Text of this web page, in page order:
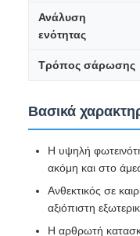
Ανάλυση
ενότητας
Τρόπος σάρωσης
Βασικά
Η υψηλή
ακόμη και στο
Ανθεκτικός σε
αξιόπιστη
Η αρθρωτή